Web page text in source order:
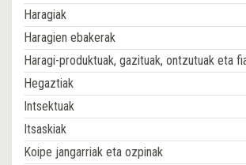
Haragiak
Haragien ebakerak
Haragi-produktuak, gazituak, ontzutuak eta
Hegaztiak
Intsektuak
Itsaskiak
Koipe jangarriak eta ozpinak